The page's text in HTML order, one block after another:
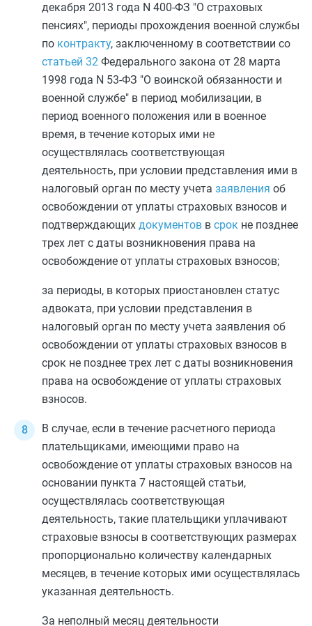
декабря 2013 года N 400-ФЗ "О страховых
пенсиях", периоды прохождения военной службы
по контракту, заключенному в соответствии со
статьей 32 Федерального закона от 28 марта
1998 года N 53-ФЗ "О воинской обязанности и
военной службе" в период мобилизации, в
период военного положения или в военное
время, в течение которых ими не
осуществлялась соответствующая
деятельность, при условии представления ими в
налоговый орган по месту учета заявления об
освобождении от уплаты страховых взносов и
подтверждающих документов в срок не позднее
трех лет с даты возникновения права на
освобождение от уплаты страховых взносов;
за периоды, в которых приостановлен статус
адвоката, при условии представления в
налоговый орган по месту учета заявления об
освобождении от уплаты страховых взносов в
срок не позднее трех лет с даты возникновения
права на освобождение от уплаты страховых
взносов.
В случае, если в течение расчетного периода
плательщиками, имеющими право на
освобождение от уплаты страховых взносов на
основании пункта 7 настоящей статьи,
осуществлялась соответствующая
деятельность, такие плательщики уплачивают
страховые взносы в соответствующих размерах
пропорционально количеству календарных
месяцев, в течение которых ими осуществлялась
указанная деятельность.
За неполный месяц деятельности